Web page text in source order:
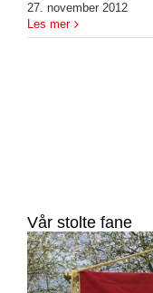
27. november 2012
Les mer
Vår stolte fane